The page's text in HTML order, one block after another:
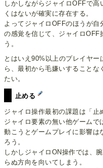
しかしながらジャイロOFFで
くはないが確実に存在する。
よってジャイロOFFのほうが
の感覚を信じて、ジャイロOFF
う。
とはいえ90%以上のプレイヤ
ら、最初から毛嫌いすること
たい。
止める
ジャイロ操作最初の課題は「止
ジャイロ要素の無い他ゲーム
動こうとゲームプレイに影響は
ろう。
しかしジャイロON操作では、
らぬ方向を向いてしまう。